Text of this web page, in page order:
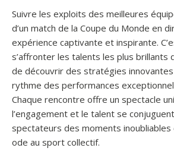
Suivre les exploits des meilleures
d’un match de la Coupe du Monde en
expérience captivante et inspirante.
s’affronter les talents les plus brillants
de découvrir des stratégies
rythme des performances
Chaque rencontre offre un spectacle
l’engagement et le talent se
spectateurs des moments
ode au sport collectif.